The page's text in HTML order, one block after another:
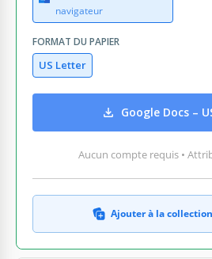
navigateur
FORMAT DU PAPIER
US Letter
Google Docs –
Aucun compte requis •
Ajouter à la collection